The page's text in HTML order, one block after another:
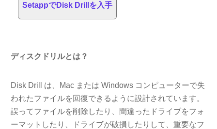
SetappでDisk Drillを入手
ディスクドリルとは？
Disk Drill は、Mac または Windows コンピューターで失
われたファイルを回復できるように設計されています。
誤ってファイルを削除したり、間違ったドライブをフォ
ーマットしたり、ドライブが破損したりして、重要なフ